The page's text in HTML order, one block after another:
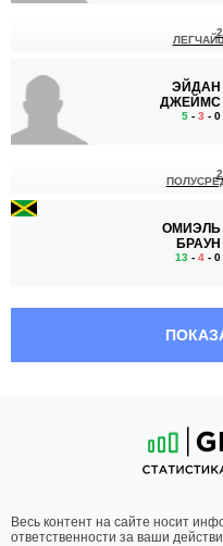
ЭЙДАН
ДЖЕЙМС
5 - 3 - 0
ОМИЭЛЬ
БРАУН
13 - 4 - 0
Весь контент на сайте носит
ответственности за ваши